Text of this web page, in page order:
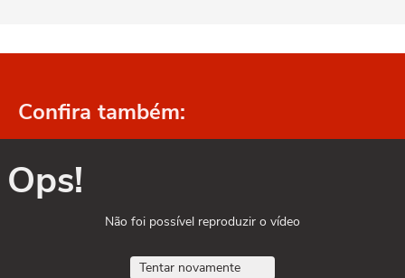
Confira também:
Ops!
Não foi possível reproduzir o vídeo
Tentar novamente